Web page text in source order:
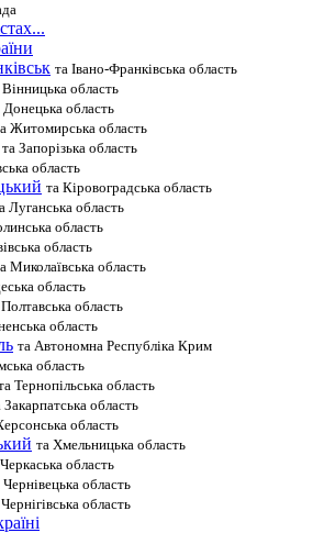
та Івано-Франківська область
Вінницька область
Донецька область
Житомирська область
та Запорізька область
область
та Кіровоградська область
Луганська область
область
область
Миколаївська область
область
область
область
та Автономна Республіка Крим
область
Тернопільська область
Закарпатська область
область
та Хмельницька область
область
Чернівецька область
область